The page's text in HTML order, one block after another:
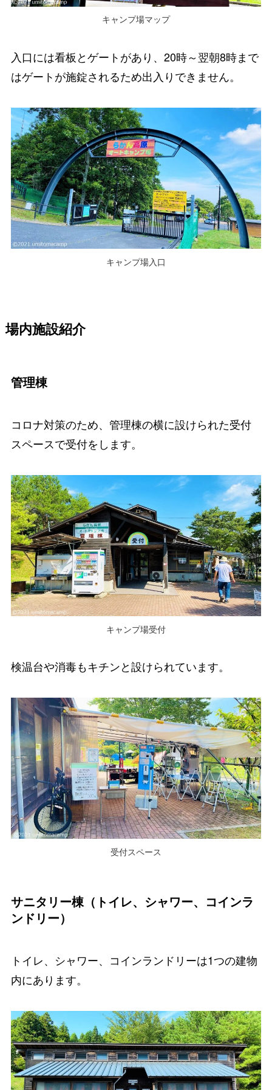
キャンプ場マップ
入口には看板とゲートがあり、 20時～翌朝8時まで
はゲートが施錠されるため出入りできません。
キャンプ場入口
場内施設紹介
管理棟
コロナ対策のため、管理棟の横に設けられた受付
スペースで受付をします。
キャンプ場受付
検温台や消毒もキチンと設けられています。
受付スペース
サニタリー棟（トイレ、シャワー、コインラ
ンドリー）
トイレ、シャワー、コインランドリーは1つの建物
内にあります。